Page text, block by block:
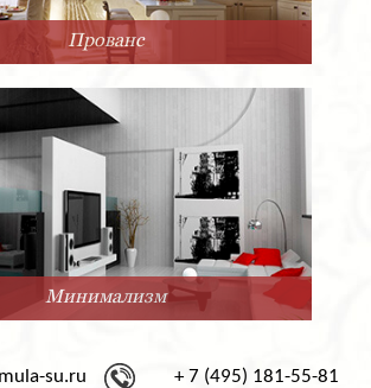
Прованс
Минимализм
su.ru + 7 (495) 181-55-81